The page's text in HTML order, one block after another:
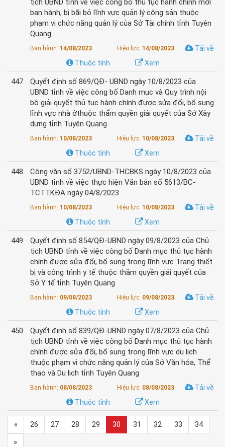
tịch UBND tỉnh về việc công bố thủ tục hành chính mới
ban hành, bị bãi bỏ lĩnh vực quản lý công sản thuộc
phạm vi chức năng quản lý của Sở Tài chính tỉnh Tuyên
Quang
Ban hành: 14/08/2023 Hiệu lực: 14/08/2023
Tải về
Xem
Thuộc tính
447
Quyết định số 869/QĐ- UBND ngày 10/8/2023 của
UBND tỉnh về việc công bố Danh mục và Quy trình nội
bộ giải quyết thủ tục hành chính được sửa đổi, bổ sung
lĩnh vực nhà ởthuộc thẩm quyền giải quyết của Sở Xây
dựng tỉnh Tuyên Quang
Ban hành: 10/08/2023 Hiệu lực: 10/08/2023
Tải về
Xem
Thuộc tính
448
Công văn số 3752/UBND-THCBKS ngày 10/8/2023 của
UBND tỉnh về việc thực hiện Văn bản số 5613/BC-
TCTTKĐA ngày 04/8/2023
Ban hành: 10/08/2023 Hiệu lực: 10/08/2023
Tải về
Xem
Thuộc tính
449
Quyết định số 854/QĐ-UBND ngày 09/8/2023 của Chủ
tịch UBND tỉnh về việc công bố Danh mục thủ tục hành
chính được sửa đổi, bổ sung trong lĩnh vực Trang thiết
bị và công trình y tế thuộc thầm quyền giải quyết của
Sở Y tế tỉnh Tuyên Quang
Ban hành: 09/08/2023 Hiệu lực: 09/08/2023
Tải về
Xem
Thuộc tính
450
Quyết định số 839/QĐ-UBND ngày 07/8/2023 của Chủ
tịch UBND tỉnh về việc công bố Danh mục thủ tục hành
chính được sửa đổi, bổ sung trong lĩnh vực du lịch
thuộc phạm vi chức năng quản lý của Sở Văn hóa, Thể
thao và Du lịch tỉnh Tuyên Quang
Ban hành: 08/08/2023 Hiệu lực: 08/08/2023
Tải về
Xem
Thuộc tính
« 26 27 28 29 30 31 32 33
34
»